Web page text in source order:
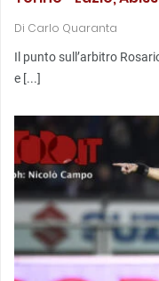
Di Carlo Quaranta
Il punto sull’arbitro
e [...]